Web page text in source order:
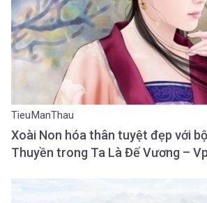
TieuManThau
Xoài Non hóa thân tuyệt đẹp với
Thuyền trong Ta Là Đế Vương –